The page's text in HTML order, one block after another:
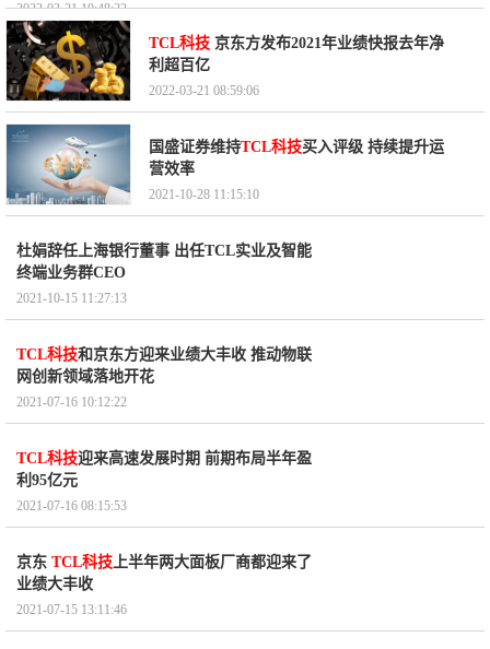
2022-03-21 10:48:22
TCL科技 京东方发布2021年业绩快报去年净
利超百亿
2022-03-21 08:59:06
国盛证券维持TCL科技买入评级 持续提升运
营效率
2021-10-28 11:15:10
杜娟辞任上海银行董事 出任TCL实业及智能
终端业务群CEO
2021-10-15 11:27:13
TCL科技和京东方迎来业绩大丰收 推动物联
网创新领域落地开花
2021-07-16 10:12:22
TCL科技迎来高速发展时期 前期布局半年盈
利95亿元
2021-07-16 08:15:53
京东 TCL科技上半年两大面板厂商都迎来了
业绩大丰收
2021-07-15 13:11:46